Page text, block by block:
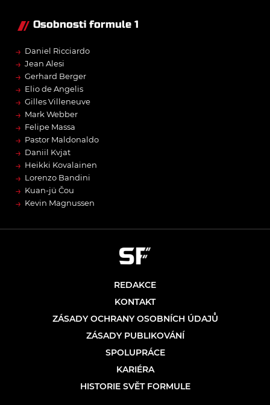
Osobnosti formule 1
→ Daniel Ricciardo
→ Jean Alesi
→ Gerhard Berger
→ Elio de Angelis
→ Gilles Villeneuve
→ Mark Webber
→ Felipe Massa
→ Pastor Maldonaldo
→ Daniil Kvjat
→ Heikki Kovalainen
→ Lorenzo Bandini
→ Kuan-jü Čou
→ Kevin Magnussen
REDAKCE
KONTAKT
ZÁSADY OCHRANY OSOBNÍCH ÚDAJŮ
ZÁSADY PUBLIKOVÁNÍ
SPOLUPRÁCE
KARIÉRA
HISTORIE SVĚT FORMULE